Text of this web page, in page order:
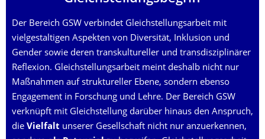
Der Bereich GSW verbindet Gleichstellungsarbeit mit
vielgestaltigen Aspekten von Diversität, Inklusion und
Gender sowie deren transkultureller und transdisziplinärer
Reflexion. Gleichstellungsarbeit meint deshalb nicht nur
Maßnahmen auf struktureller Ebene, sondern ebenso
Engagement in Forschung und Lehre. Der Bereich GSW
verknüpft mit Gleichstellung darüber hinaus den Anspruch,
die Vielfalt unserer Gesellschaft nicht nur anzuerkennen,